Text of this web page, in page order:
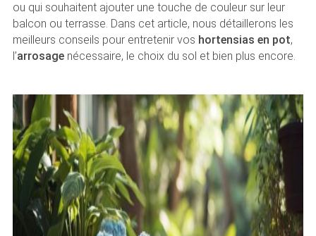
ou qui souhaitent ajouter une touche de couleur sur leur
balcon ou terrasse. Dans cet article, nous détaillerons les
meilleurs conseils pour entretenir vos hortensias en pot,
l’arrosagenécessaire, le choix du sol et bien plus encore.